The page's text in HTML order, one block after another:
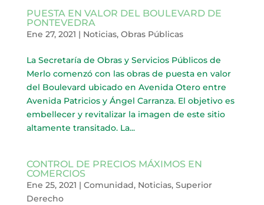
PUESTA EN VALOR DEL BOULEVARD DE
PONTEVEDRA
Ene 27, 2021 | Noticias, Obras Públicas
La Secretaría de Obras y Servicios Públicos de
Merlo comenzó con las obras de puesta en valor
del Boulevard ubicado en Avenida Otero entre
Avenida Patricios y Ángel Carranza. El objetivo es
embellecer y revitalizar la imagen de este sitio
altamente transitado. La...
CONTROL DE PRECIOS MÁXIMOS EN
COMERCIOS
Ene 25, 2021 | Comunidad, Noticias, Superior
Derecho